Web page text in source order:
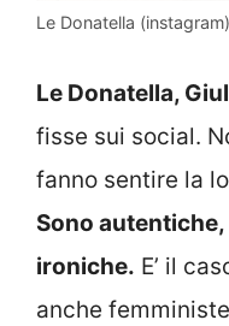
Le Donatella (instagram)
Le Donatella,
fisse sui social.
fanno sentire la
Sono
ironiche. E’ il
anche